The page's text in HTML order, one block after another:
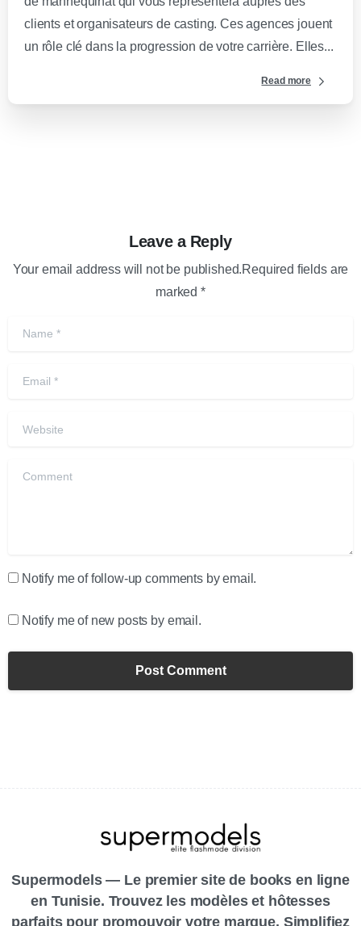
clients et organisateurs de casting. Ces agences jouent
un rôle clé dans la progression de votre carrière. Elles...
Read more
Leave a Reply
Your email address will not be published.Required fields are
marked *
Name
Email
Comment
Notify me of follow-up comments by email.
Notify me of new posts by email.
Supermodels — Le premier site de books en ligne
en Tunisie. Trouvez les modèles et hôtesses
parfaits pour promouvoir votre marque. Simplifiez